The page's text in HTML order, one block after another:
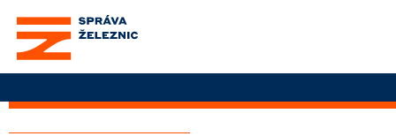
Správa železnic, státní
organizace